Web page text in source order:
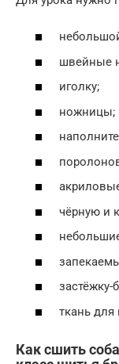
швейные
иголку;
ножницы;
чёрную и
застёжку-
ткань
Как сшить